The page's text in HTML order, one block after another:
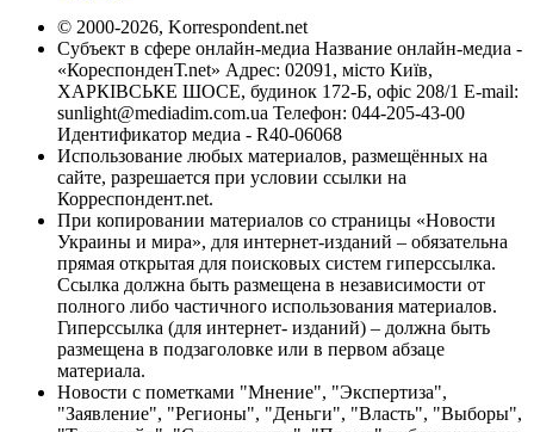
© 2000-2026, Korrespondent.net
Субъект в сфере онлайн-медиа Название онлайн-медиа -
«КореспонденТ.net» Адрес: 02091, місто Київ,
ХАРКІВСЬКЕ ШОСЕ, будинок 172-Б, офіс 208/1 E-mail:
sunlight@mediadim.com.ua Телефон: 044-205-43-00
Идентификатор медиа - R40-06068
Использование любых материалов, размещённых на
сайте, разрешается при условии ссылки на
Корреспондент.net.
При копировании материалов со страницы «Новости
Украины и мира», для интернет-изданий – обязательна
прямая открытая для поисковых систем гиперссылка.
Ссылка должна быть размещена в независимости от
полного либо частичного использования материалов.
Гиперссылка (для интернет- изданий) – должна быть
размещена в подзаголовке или в первом абзаце
материала.
Новости с пометками "Мнение", "Экспертиза",
"Заявление", "Регионы", "Деньги", "Власть", "Выборы",